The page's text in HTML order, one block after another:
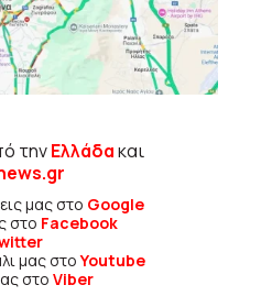
τηνΕλλάδακαι
μας στο Google
στο Facebook
μας στοYoutube
στο Viber